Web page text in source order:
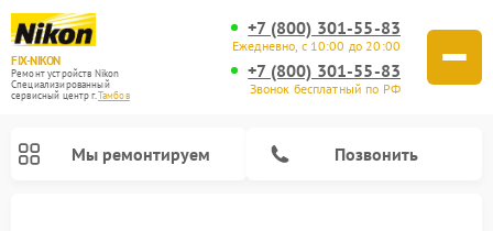
FIX-NIKON
Ремонт устройств Nikon
Специализированный
cервисный центр г.Тамбов
+7 (800) 301-55-83
Ежедневно, с 10:00 до 20:00
+7 (800) 301-55-83
Звонок бесплатный по РФ
Мы ремонтируем Позвонить